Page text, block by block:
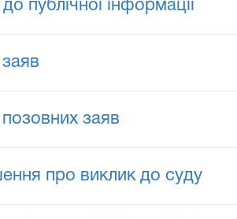
публічної інформації
заяв
про виклик до суду